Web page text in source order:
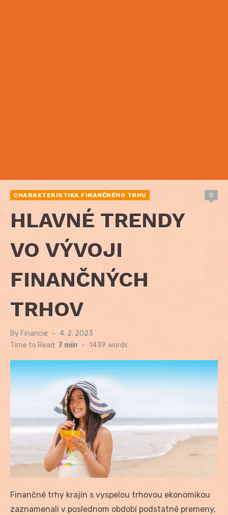
CHARAKTERISTIKA FINANČNÉHO TRHU 0
HLAVNÉ TRENDY
VO VÝVOJI
FINANČNÝCH
TRHOV
By Financie
Posted
on
4. 2. 2023
Time to Read: 7 min - 1439 words
Finančné trhy krajín s vyspelou trhovou ekonomikou
zaznamenali v poslednom období podstatné premeny,